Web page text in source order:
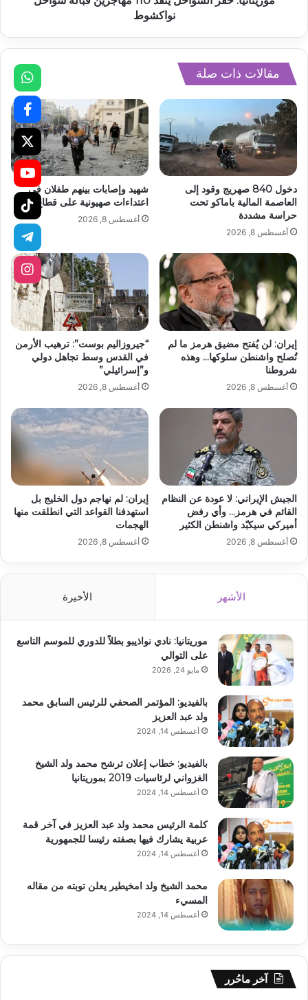
نواكشوط
مقالات ذات صلة
دخول 840 صهريج وقود إلى
العاصمة المالية باماكو تحت
حراسة مشددة
أغسطس 8, 2026
شهيد وإصابات بينهم طفلان في
اعتداءات صهيونية على قطاع غزة
أغسطس 8, 2026
إيران: لن يُفتح مضيق هرمز ما لم
تُصلح واشنطن سلوكها… وهذه
شروطنا
أغسطس 8, 2026
“جيروزاليم بوست”: ترهيب الأرمن
في القدس وسط تجاهل دولي
و”إسرائيلي”
أغسطس 8, 2026
الجيش الإيراني: لا عودة عن النظام
القائم في هرمز… وأي رفض
أميركي سيكبّد واشنطن الكثير
أغسطس 8, 2026
إيران: لم نهاجم دول الخليج بل
استهدفنا القواعد التي انطلقت منها
الهجمات
أغسطس 8, 2026
الأشهر الأخيرة
موريتانيا: نادي نواذيبو بطلاً للدوري للموسم التاسع
على التوالي
مايو 24, 2026
بالفيديو: المؤتمر الصحفي للرئيس السابق محمد
ولد عبد العزيز
أغسطس 14, 2024
بالفيديو: خطاب إعلان ترشح محمد ولد الشيخ
الغزواني لرئاسيات 2019 بموريتانيا
أغسطس 14, 2024
كلمة الرئيس محمد ولد عبد العزيز في آخر قمة
عربية يشارك فيها بصفته رئيسا للجمهورية
أغسطس 14, 2024
محمد الشيخ ولد امخيطير يعلن توبته من مقاله
المسيء
أغسطس 14, 2024
آخر ماحُرر